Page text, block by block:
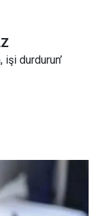
işi durdurun’